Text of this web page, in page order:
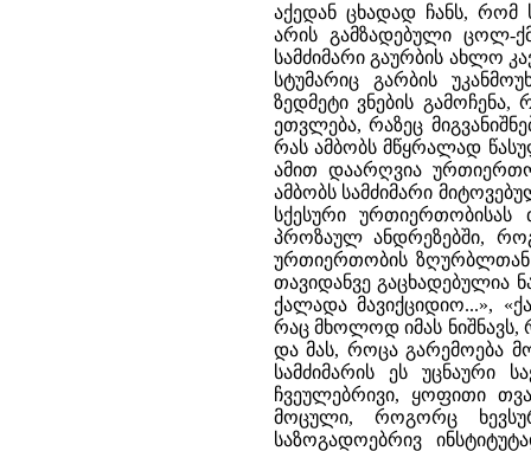
აქედან ცხადად ჩანს,
არის გამზადებული ცოლ-
სამძიმარი გაურბის ახლო
სტუმარიც გარბის
ზედმეტი ვნების
ეთვლება, რაზეც
რას ამბობს მწყრალად
ამით დაარღვია
ამბობს სამძიმარი
სქესური ურთიერთობისას
პროზაულ ანდრეზებში,
ურთიერთობის ზღურბლთან
თავიდანვე გაცხადებულია
ქალადა მავიქციდიო...»,
რაც მხოლოდ იმას
და მას, როცა გარემოება
სამძიმარის ეს უცნაური
ჩვეულებრივი, ყოფითი
მოცული, როგორც
საზოგადოებრივ